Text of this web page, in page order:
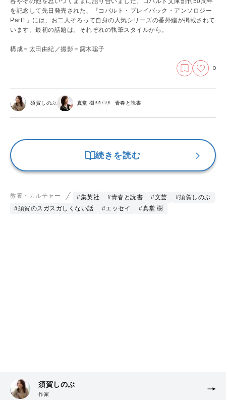
を記念して先日発売された、『コバルト・プレイバック・アンソロジー
Part1』には、お二人そろって自身の人気シリーズの番外編が掲載されて
います。最初の話題は、それぞれの執筆スタイルから。
構成＝太田由紀／撮影＝露木聡子
0
須賀しのぶ 真堂 樹 青春と読書
続きを読む
教養・カルチャー #集英社 #青春と読書 #文芸
#須賀しのぶ
#須賀のスガスガしくない話
#エッセイ #真堂 樹
須賀しのぶ
作家